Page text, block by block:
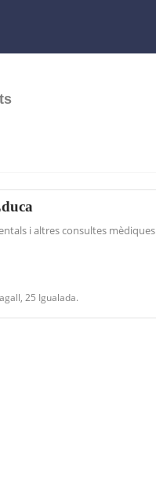
i altres consultes mèdiques
25 Igualada.